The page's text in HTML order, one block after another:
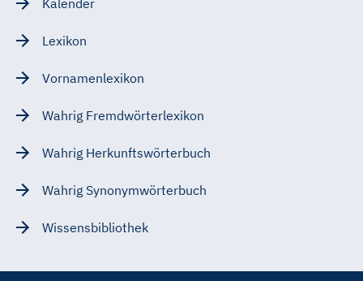
Lexikon
Vornamenlexikon
Wahrig Fremdwörterlexikon
Wahrig Herkunftswörterbuch
Wahrig Synonymwörterbuch
Wissensbibliothek